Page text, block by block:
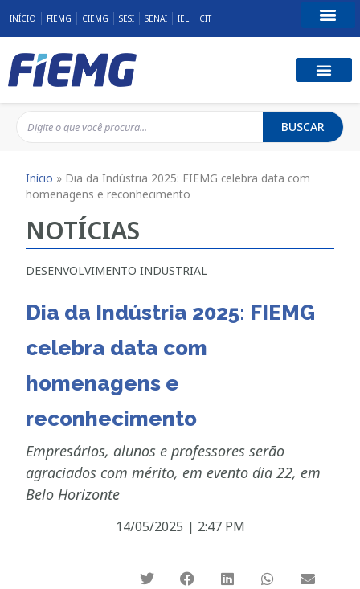
INÍCIO FIEMG CIEMG SESI SENAI IEL CIT
BUSCAR
Início » Dia da Indústria 2025: FIEMG celebra data com
homenagens e reconhecimento
NOTÍCIAS
DESENVOLVIMENTO INDUSTRIAL
Dia da Indústria 2025: FIEMG
celebra data com
homenagens e
reconhecimento
Empresários, alunos e professores serão
agraciados com mérito, em evento dia 22, em
Belo Horizonte
14/05/2025 | 2:47 PM